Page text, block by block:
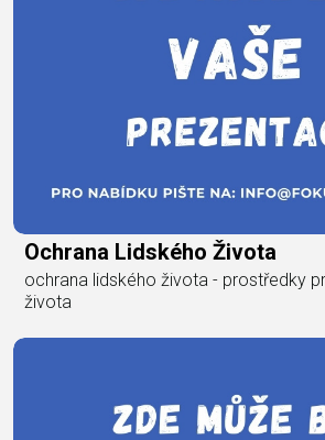
Ochrana Lidského Života
ochrana lidského života - prostředky
života